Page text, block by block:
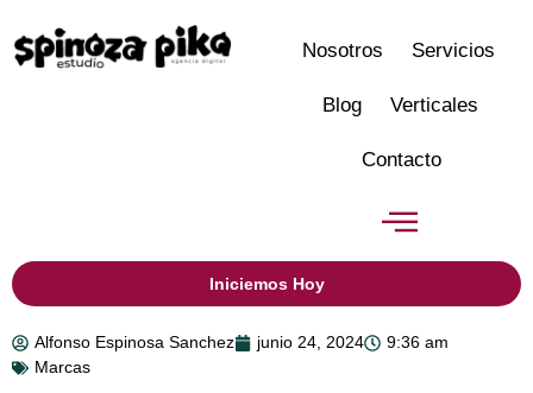
Nosotros Servicios
Blog Verticales
Contacto
Iniciemos Hoy
Alfonso Espinosa Sanchez junio 24, 2024
9:36 am
Marcas